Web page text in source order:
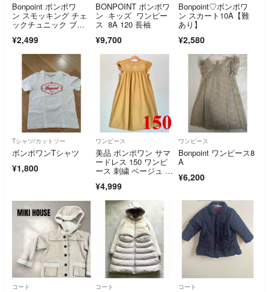
Bonpoint ボンポワ
ン スモッキング チェ
ックチュニック ブラ
¥2,499
BONPOINT ボンポワ
ン キッズ ワンピー
ス 8A 120 長袖
¥9,700
Bonpoint♡ボンポワ
ン スカート10A【難
あり】
¥2,580
Tシャツ/カットソー
ボンポワンTシャツ
¥1,800
ワンピース
美品 ボンポワン サマ
ードレス 150 ワンピ
ース 刺繍 ベージュ 12
¥4,999
ワンピース
Bonpoint ワンピース8
A
¥6,200
コート コート コート